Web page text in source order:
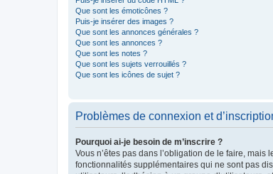
Que sont les émoticônes ?
Puis-je insérer des images ?
Que sont les annonces générales ?
Que sont les annonces ?
Que sont les notes ?
Que sont les sujets verrouillés ?
Que sont les icônes de sujet ?
Problèmes de connexion et
Pourquoi ai-je besoin de m’inscrire ?
Vous n’êtes pas dans l’obligation de le faire,
fonctionnalités supplémentaires qui ne sont pas